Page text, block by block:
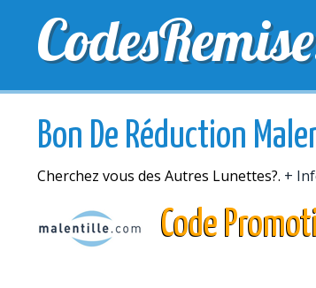
MEILLEURS CODES PROMO CODES
Bon De Réduction
Cherchez vous des Autres Lunettes?. +
Code